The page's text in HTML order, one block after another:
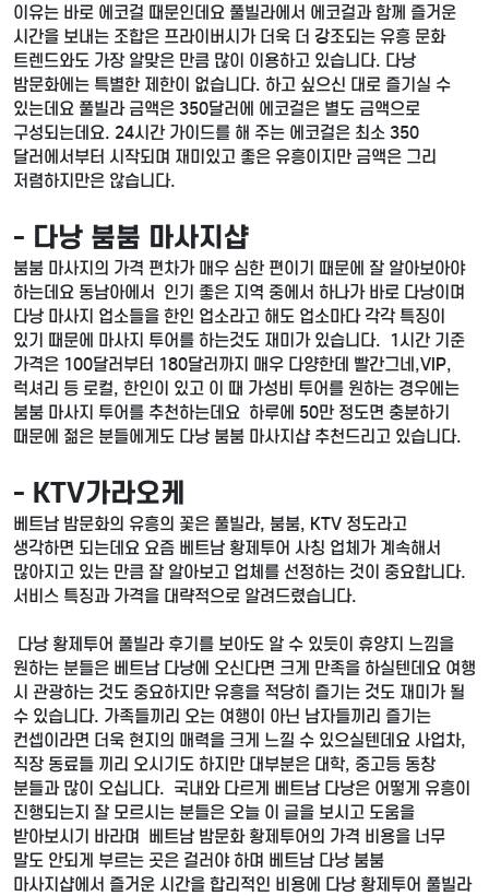
이유는 바로 에코걸 때문인데요 풀빌라에서 에코걸과 함께 즐거운
시간을 보내는 조합은 프라이버시가 더욱 더 강조되는 유흥 문화
트렌드와도 가장 알맞은 만큼 많이 이용하고 있습니다. 다낭
밤문화에는 특별한 제한이 없습니다. 하고 싶으신 대로 즐기실 수
있는데요 풀빌라 금액은 350달러에 에코걸은 별도 금액으로
구성되는데요. 24시간 가이드를 해 주는 에코걸은 최소 350
달러에서부터 시작되며 재미있고 좋은 유흥이지만 금액은 그리
저렴하지만은 않습니다.
- 다낭 붐붐 마사지샵
붐붐 마사지의 가격 편차가 매우 심한 편이기 때문에 잘 알아보아야
하는데요 동남아에서 인기 좋은 지역 중에서 하나가 바로 다낭이며
다낭 마사지 업소들을 한인 업소라고 해도 업소마다 각각 특징이
있기 때문에 마사지 투어를 하는것도 재미가 있습니다. 1시간 기준
가격은 100달러부터 180달러까지 매우 다양한데 빨간그네,VIP,
럭셔리 등 로컬, 한인이 있고 이 때 가성비 투어를 원하는 경우에는
붐붐 마사지 투어를 추천하는데요 하루에 50만 정도면 충분하기
때문에 젊은 분들에게도 다낭 붐붐 마사지샵 추천드리고 있습니다.
- KTV가라오케
베트남 밤문화의 유흥의 꽃은 풀빌라, 붐붐, KTV 정도라고
생각하면 되는데요 요즘 베트남 황제투어 사칭 업체가 계속해서
많아지고 있는 만큼 잘 알아보고 업체를 선정하는 것이 중요합니다.
서비스 특징과 가격을 대략적으로 알려드렸습니다.
다낭 황제투어 풀빌라 후기를 보아도 알 수 있듯이 휴양지 느낌을
원하는 분들은 베트남 다낭에 오신다면 크게 만족을 하실텐데요 여행
시 관광하는 것도 중요하지만 유흥을 적당히 즐기는 것도 재미가 될
수 있습니다. 가족들끼리 오는 여행이 아닌 남자들끼리 즐기는
컨셉이라면 더욱 현지의 매력을 크게 느낄 수 있으실텐데요 사업차,
직장 동료들 끼리 오시기도 하지만 대부분은 대학, 중고등 동창
분들과 많이 오십니다. 국내와 다르게 베트남 다낭은 어떻게 유흥이
진행되는지 잘 모르시는 분들은 오늘 이 글을 보시고 도움을
받아보시기 바라며 베트남 밤문화 황제투어의 가격 비용을 너무
말도 안되게 부르는 곳은 걸러야 하며 베트남 다낭 붐붐
마사지샵에서 즐거운 시간을 합리적인 비용에 다낭 황제투어 풀빌라